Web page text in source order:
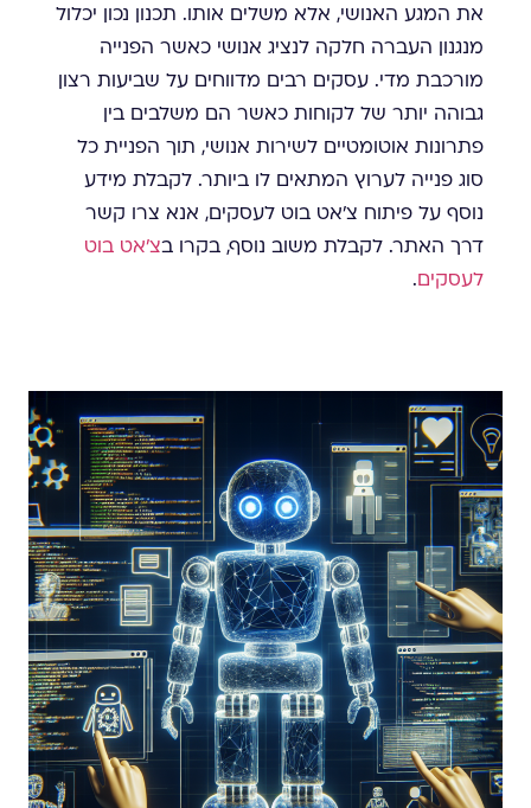
את המגע האנושי, אלא משלים אותו. תכנון נכון יכלול
מנגנון העברה חלקה לנציג אנושי כאשר הפנייה
מורכבת מדי. עסקים רבים מדווחים על שביעות רצון
גבוהה יותר של לקוחות כאשר הם משלבים בין
פתרונות אוטומטיים לשירות אנושי, תוך הפניית כל
סוג פנייה לערוץ המתאים לו ביותר. לקבלת מידע
נוסף על פיתוח צ'אט בוט לעסקים, אנא צרו קשר
דרך האתר. לקבלת משוב נוסף, בקרו בצ'אט בוט
לעסקים.